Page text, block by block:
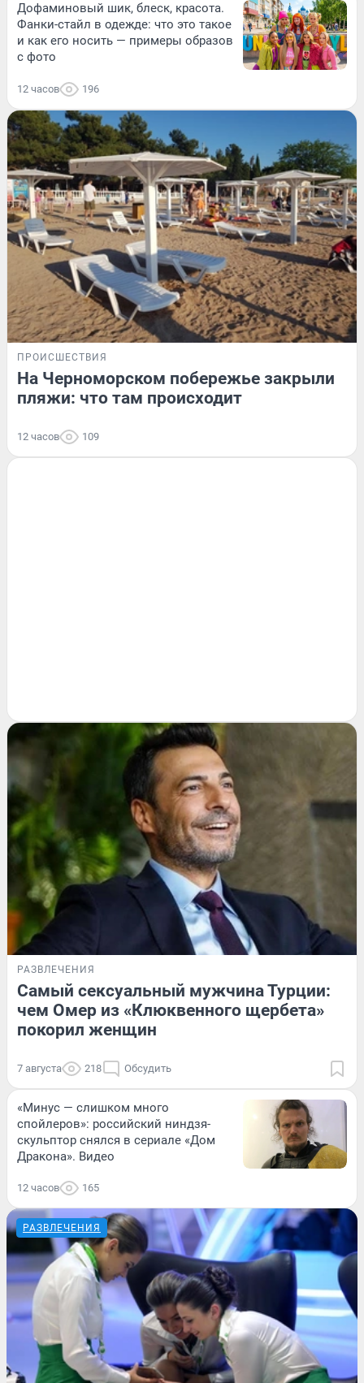
Дофаминовый шик, блеск, красота.
Фанки-стайл в одежде: что это такое
и как его носить — примеры образов
с фото
12 часов 196
ПРОИСШЕСТВИЯ
На Черноморском побережье закрыли
пляжи: что там происходит
12 часов 109
РАЗВЛЕЧЕНИЯ
Самый сексуальный мужчина Турции:
чем Омер из «Клюквенного щербета»
покорил женщин
7 августа 218 Обсудить
«Минус — слишком много
спойлеров»: российский ниндзя-
скульптор снялся в сериале «Дом
Дракона». Видео
12 часов 165
РАЗВЛЕЧЕНИЯ